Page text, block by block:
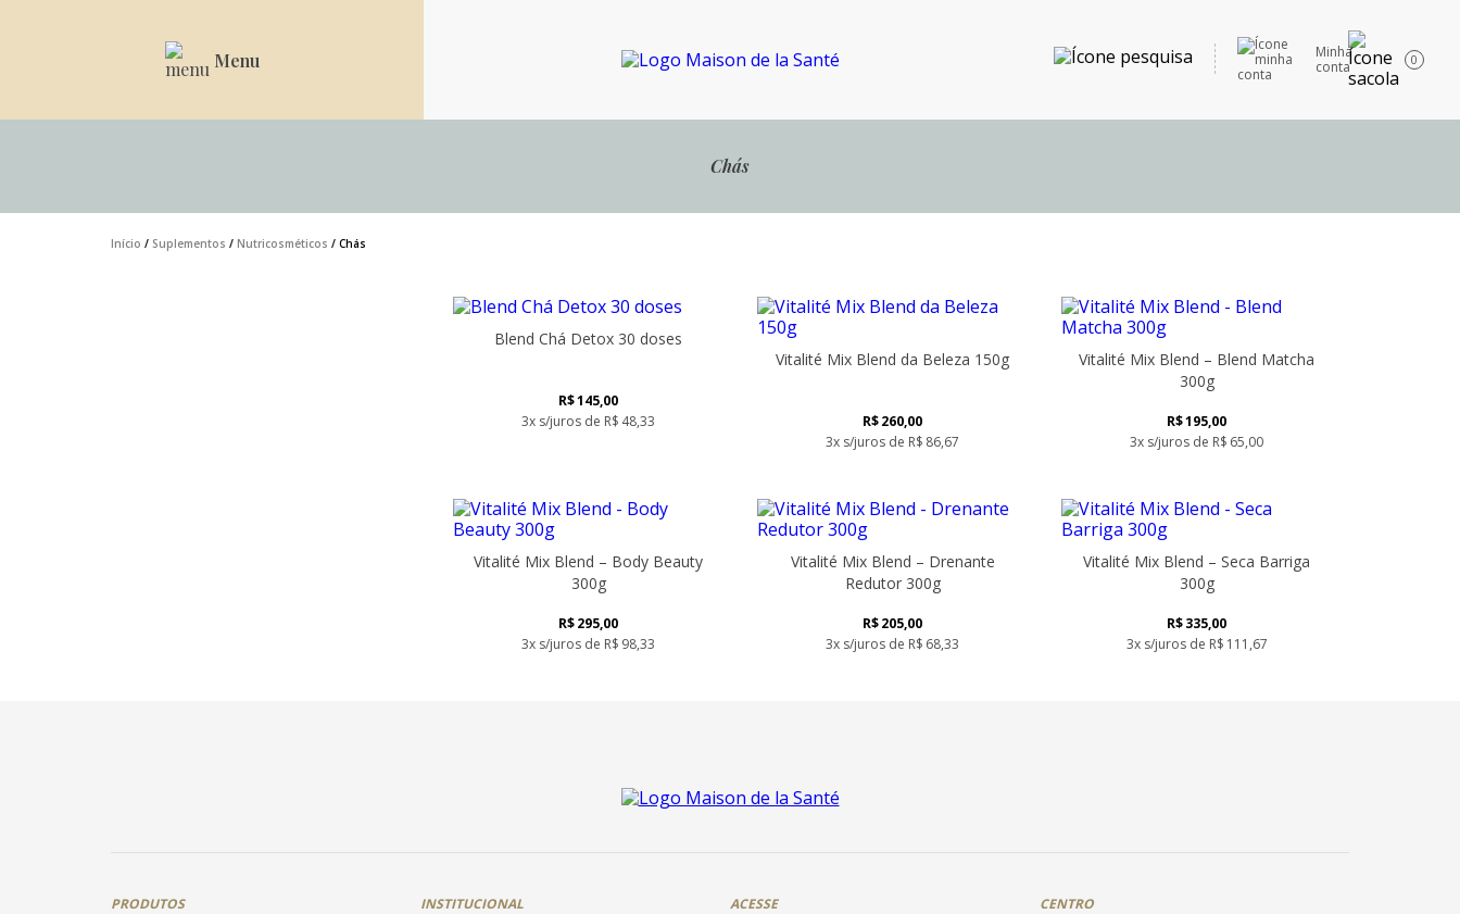
Menu
Minha
conta
0
Chás
Início / Suplementos / Nutricosméticos / Chás
Blend Chá Detox 30 doses
R$145,00
3x s/juros de R$ 48,33
Vitalité Mix Blend da Beleza 150g
R$260,00
3x s/juros de R$ 86,67
Vitalité Mix Blend – Blend Matcha
300g
R$195,00
3x s/juros de R$ 65,00
Vitalité Mix Blend – Body Beauty
300g
R$295,00
3x s/juros de R$ 98,33
Vitalité Mix Blend – Drenante
Redutor 300g
R$205,00
3x s/juros de R$ 68,33
Vitalité Mix Blend – Seca Barriga
300g
R$335,00
3x s/juros de R$ 111,67
PRODUTOS
INSTITUCIONAL
ACESSE
CENTRO